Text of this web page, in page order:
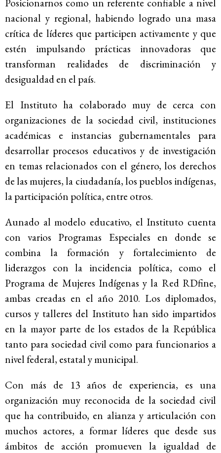
nacional y regional, habiendo logrado una masa
crítica de líderes que participen activamente y que
estén impulsando prácticas innovadoras que
transforman realidades de discriminación y
desigualdad en el país.
El Instituto ha colaborado muy de cerca con
organizaciones de la sociedad civil, instituciones
académicas e instancias gubernamentales para
desarrollar procesos educativos y de investigación
en temas relacionados con el género, los derechos
de las mujeres, la ciudadanía, los pueblos indígenas,
la participación política, entre otros.
Aunado al modelo educativo, el Instituto cuenta
con varios Programas Especiales en donde se
combina la formación y fortalecimiento de
liderazgos con la incidencia política, como el
Programa de Mujeres Indígenas y la Red RDfine,
ambas creadas en el año 2010. Los diplomados,
cursos y talleres del Instituto han sido impartidos
en la mayor parte de los estados de la República
tanto para sociedad civil como para funcionarios a
nivel federal, estatal y municipal.
Con más de 13 años de experiencia, es una
organización muy reconocida de la sociedad civil
que ha contribuido, en alianza y articulación con
muchos actores, a formar líderes que desde sus
ámbitos de acción promueven la igualdad de